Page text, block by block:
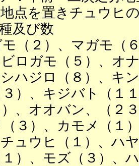
点を置きチュウヒ
及び数
（２）、マガモ（
ロガモ（５）、オ
シハジロ（８）、キ
）、キジバト（１
、オオバン、（２
３）、カモメ（１
ュウヒ（１）、ハ
）、モズ（３）、